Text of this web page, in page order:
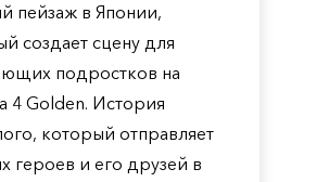
пейзаж в Японии,
создает сцену для
подростков на
4 Golden. История
который отправляет
героев и его друзей в